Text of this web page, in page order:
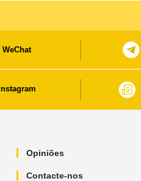
WeChat
Instagram
Opiniões
Contacte-nos